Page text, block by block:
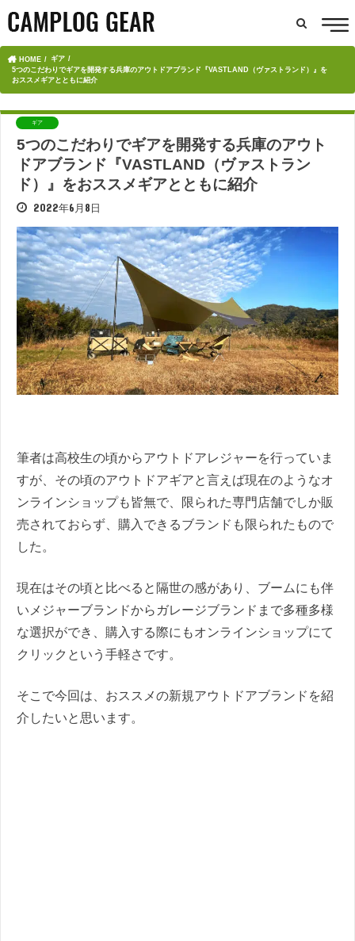
HOME
ギア
5つのこだわりでギアを開発する兵庫のアウトドアブランド『VASTLAND（ヴァストランド）』を
おススメギアとともに紹介
ギア
5つのこだわりでギアを開発する兵庫のアウト
ドアブランド『VASTLAND（ヴァストラン
ド）』をおススメギアとともに紹介
2022年6月8日
筆者は高校生の頃からアウトドアレジャーを行っていま
すが、その頃のアウトドアギアと言えば現在のようなオ
ンラインショップも皆無で、限られた専門店舗でしか販
売されておらず、購入できるブランドも限られたもので
した。
現在はその頃と比べると隔世の感があり、ブームにも伴
いメジャーブランドからガレージブランドまで多種多様
な選択ができ、購入する際にもオンラインショップにて
クリックという手軽さです。
そこで今回は、おススメの新規アウトドアブランドを紹
介したいと思います。